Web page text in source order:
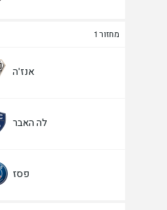
מחזור 1
אנז'ה
לה האבר
פסז